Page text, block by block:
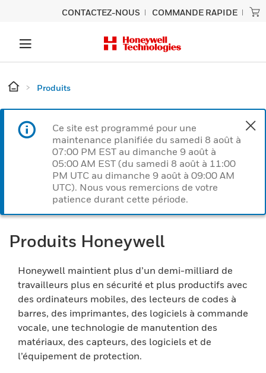
CONTACTEZ-NOUS COMMANDE RAPIDE
Produits
Ce site est programmé pour une
maintenance planifiée du samedi 8 août à
07:00 PM EST au dimanche 9 août à
05:00 AM EST (du samedi 8 août à 11:00
PM UTC au dimanche 9 août à 09:00 AM
UTC). Nous vous remercions de votre
patience durant cette période.
Produits Honeywell
Honeywell maintient plus d’un demi-milliard de
travailleurs plus en sécurité et plus productifs avec
des ordinateurs mobiles, des lecteurs de codes à
barres, des imprimantes, des logiciels à commande
vocale, une technologie de manutention des
matériaux, des capteurs, des logiciels et de
l’équipement de protection.